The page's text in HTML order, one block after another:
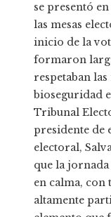
se presentó
las mesas
inicio de la
formaron
respetaban
bioseguridad
Tribunal
presidente de
electoral,
que la jornada
en calma,
altamente